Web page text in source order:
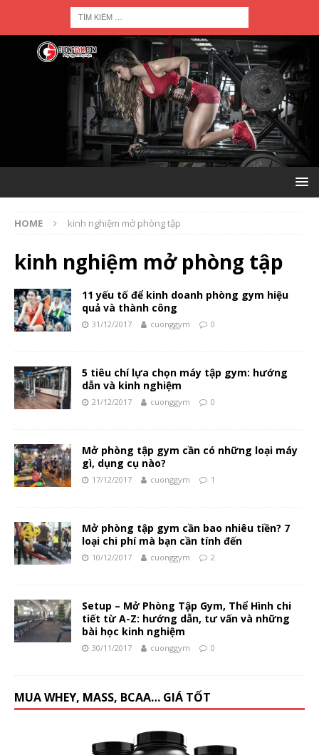
HOME kinh nghiệm mở phòng tập
kinh nghiệm mở phòng tập
11 yếu tố để kinh doanh phòng gym hiệu
quả và thành công
31/12/2017 cuonggym 0
5 tiêu chí lựa chọn máy tập gym: hướng
dẫn và kinh nghiệm
21/12/2017 cuonggym 0
Mở phòng tập gym cần có những loại máy
gì, dụng cụ nào?
17/12/2017 cuonggym 1
Mở phòng tập gym cần bao nhiêu tiền? 7
loại chi phí mà bạn cần tính đến
10/12/2017 cuonggym 2
Setup – Mở Phòng Tập Gym, Thể Hình chi
tiết từ A-Z: hướng dẫn, tư vấn và những
bài học kinh nghiệm
30/11/2017 cuonggym 0
MUA WHEY, MASS, BCAA… GIÁ TỐT